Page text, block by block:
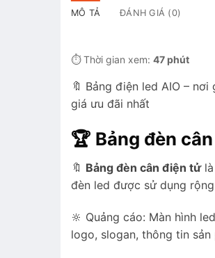
MÔ TẢ ĐÁNH GIÁ (0)
⏱️ Thời gian xem: 47 phút
🔖 Bảng điện led AIO –
giá ưu đãi nhất
🏆 Bảng đèn
🔖 Bảng đèn cân điện tửlà
đèn led được sử dụng
🔆 Quảng cáo: Màn hình
logo, slogan, thông tin